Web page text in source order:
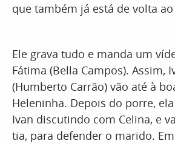
que também já está de volta
Ele grava tudo e manda um
Fátima (Bella Campos). Assim,
(Humberto Carrão) vão até à
Heleninha. Depois do porre,
Ivan discutindo com Celina, e
tia, para defender o marido.